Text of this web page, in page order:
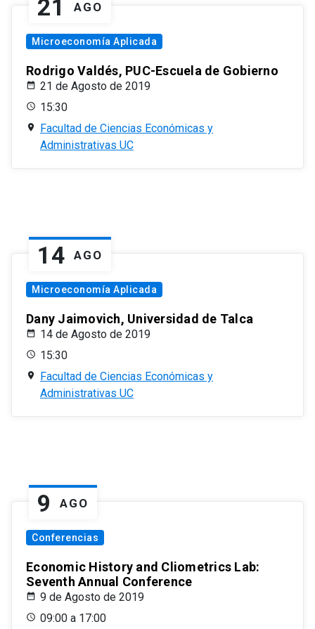
21 AGO
Microeconomía Aplicada
Rodrigo Valdés, PUC-Escuela de Gobierno
21 de Agosto de 2019
15:30
Facultad de Ciencias Económicas y
Administrativas UC
14 AGO
Microeconomía Aplicada
Dany Jaimovich, Universidad de Talca
14 de Agosto de 2019
15:30
Facultad de Ciencias Económicas y
Administrativas UC
9 AGO
Conferencias
Economic History and Cliometrics Lab:
Seventh Annual Conference
9 de Agosto de 2019
09:00 a 17:00